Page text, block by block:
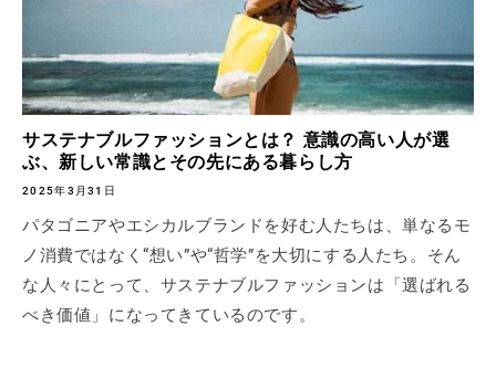
サステナブルファッションとは？ 意識の高い人が選
ぶ、新しい常識とその先にある暮らし方
2025年3月31日
パタゴニアやエシカルブランドを好む人たちは、単なるモ
ノ消費ではなく“想い”や“哲学”を大切にする人たち。そん
な人々にとって、サステナブルファッションは「選ばれる
べき価値」になってきているのです。